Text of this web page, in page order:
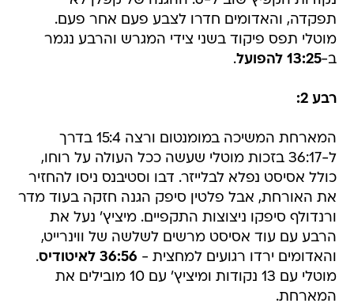
תפקדה, והאדומים חדרו לצבע פעם אחר פעם.
מוטלי תפס פיקוד בשני צידי המגרש והרבע נגמר
ב-13:25 להפועל .
רבע 2:
המארחת המשיכה במומנטום ורצה 15:4 בדרך
ל-36:17 בזכות מוטלי שעשה ככל העולה על רוחו,
כולל אסיסט נפלא לבלייזר. דבו וסטיבנס ניסו להחזיר
את האורחת, אבל פלטין סיפק הגנה חזקה בעוד מדר
ורנדולף סיפקו ניצוצות התקפיים. מיציץ' נעל את
הרבע עם עוד אסיסט מרשים לשלשה של ווינרייט,
והאדומים ירדו רגועים למחצית - 36:56 לאיטודיס
.
מוטלי עם 13 נקודות ומיציץ' עם 10 מובילים את
המארחת.